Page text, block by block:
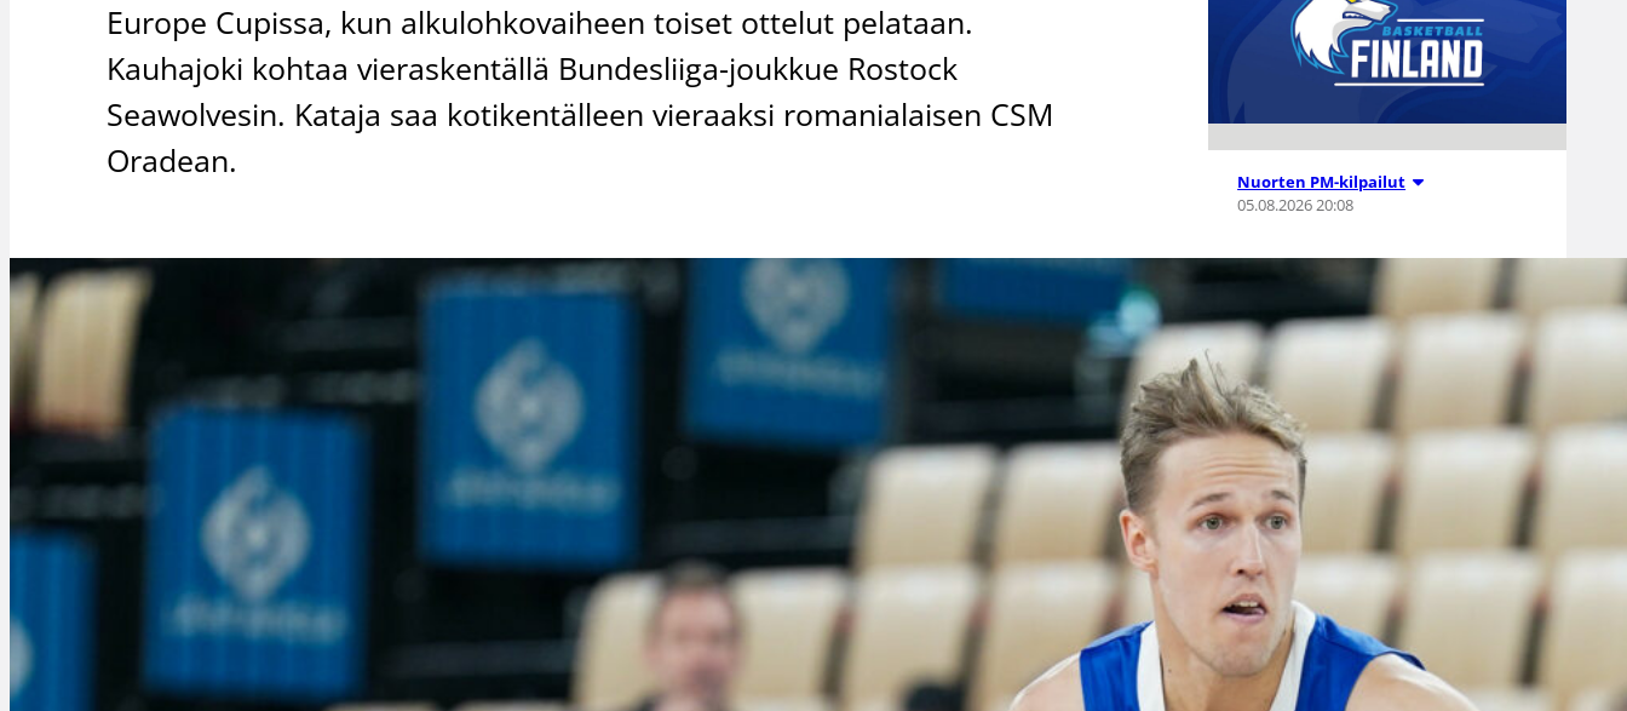
Europe Cupissa, kun alkulohkovaiheen toiset ottelut pelataan.
Kauhajoki kohtaa vieraskentällä Bundesliiga-joukkue Rostock
Seawolvesin. Kataja saa kotikentälleen vieraaksi romanialaisen CSM
Oradean.
Nuorten PM-kilpailut
05.08.2026 20:08
Suomen 15-
vuotiaat tytöt
voittivat
Islannin
Nordic Open -
turnauksen
toisessa